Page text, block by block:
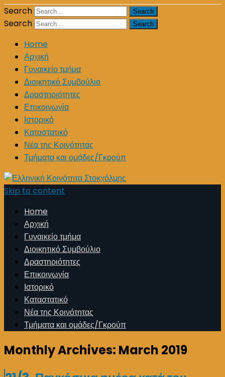
Search
Search
Home
Αρχική
Γυναικείο τμήμα
Διοικητικό Συμβούλιο
Δραστηριότητες
Επικοινωνία
Ιστορικό
Καταστατικό
Νέα της Κοινότητας
Τμήματα και ομάδες/Γκρούπ
Skip to content
Home
Αρχική
Γυναικείο τμήμα
Διοικητικό Συμβούλιο
Δραστηριότητες
Επικοινωνία
Ιστορικό
Καταστατικό
Νέα της Κοινότητας
Τμήματα και ομάδες/Γκρούπ
Monthly Archives: March 2019